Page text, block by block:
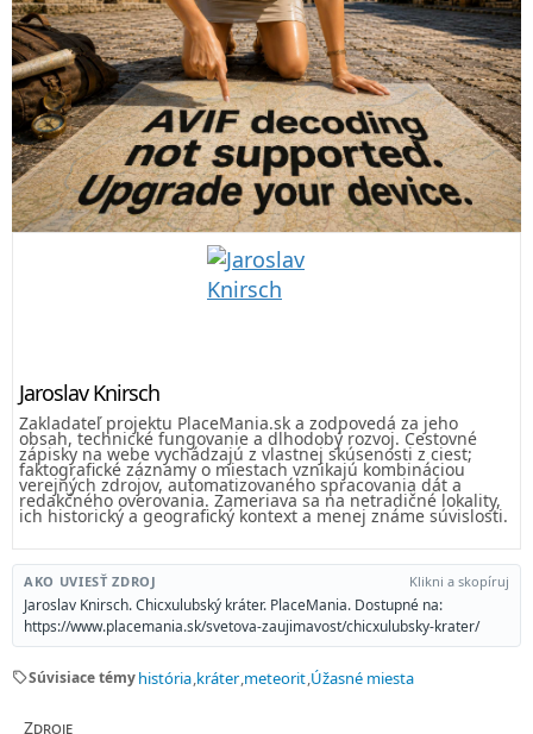
Jaroslav Knirsch
Zakladateľ projektu PlaceMania.sk a zodpovedá za jeho
obsah, technické fungovanie a dlhodobý rozvoj. Cestovné
zápisky na webe vychádzajú z vlastnej skúsenosti z ciest;
faktografické záznamy o miestach vznikajú kombináciou
verejných zdrojov, automatizovaného spracovania dát a
redakčného overovania. Zameriava sa na netradičné lokality,
ich historický a geografický kontext a menej známe súvislosti.
AKO UVIESŤ ZDROJ Klikni a skopíruj
Jaroslav Knirsch. Chicxulubský kráter. PlaceMania. Dostupné na:
https://www.placemania.sk/svetova-zaujimavost/chicxulubsky-krater/
sellSúvisiace témyhistória kráter meteorit Úžasné miesta
Zdroje